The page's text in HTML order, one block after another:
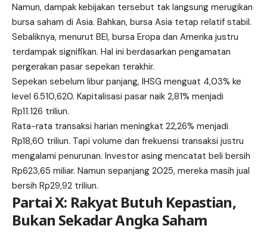
Namun, dampak kebijakan tersebut tak langsung merugikan
bursa saham di Asia. Bahkan, bursa Asia tetap relatif stabil.
Sebaliknya, menurut BEI, bursa Eropa dan Amerika justru
terdampak signifikan. Hal ini berdasarkan pengamatan
pergerakan pasar sepekan terakhir.
Sepekan sebelum libur panjang, IHSG menguat 4,03% ke
level 6.510,620. Kapitalisasi pasar naik 2,81% menjadi
Rp11.126 triliun.
Rata-rata transaksi harian meningkat 22,26% menjadi
Rp18,60 triliun. Tapi volume dan frekuensi transaksi justru
mengalami penurunan. Investor asing mencatat beli bersih
Rp623,65 miliar. Namun sepanjang 2025, mereka masih jual
bersih Rp29,92 triliun.
Partai X: Rakyat Butuh Kepastian,
Bukan Sekadar Angka Saham